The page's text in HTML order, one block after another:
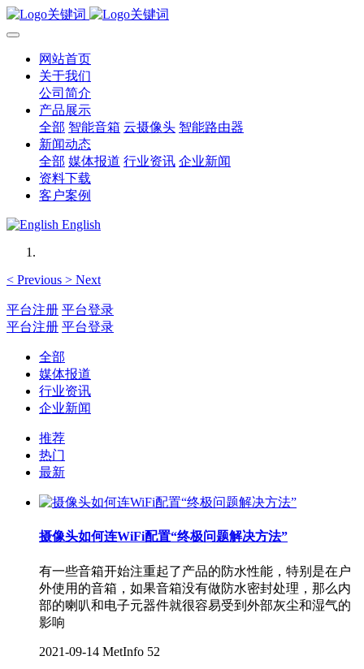
网站首页
关于我们
公司简介
产品展示
全部 智能音箱 云摄像头 智能路由器
新闻动态
全部 媒体报道 行业资讯 企业新闻
资料下载
客户案例
English
< Previous > Next
平台注册 平台登录
平台注册 平台登录
全部
媒体报道
行业资讯
企业新闻
推荐
热门
最新
摄像头如何连WiFi配置“终极问题解决方法”
有一些音箱开始注重起了产品的防水性能，特别是在户
外使用的音箱，如果音箱没有做防水密封处理，那么内
部的喇叭和电子元器件就很容易受到外部灰尘和湿气的
影响
2021-09-14 MetInfo 52